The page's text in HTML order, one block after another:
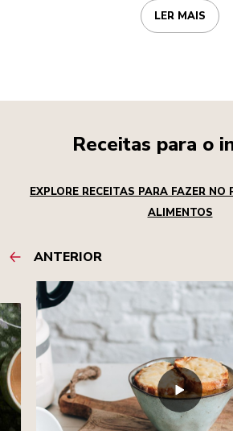
LER MAIS
Receitas para o
EXPLORE RECEITAS PARA FAZER NO
ALIMENTOS
ANTERIOR